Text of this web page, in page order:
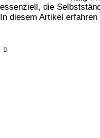
essenziell, die
In diesem Artikel